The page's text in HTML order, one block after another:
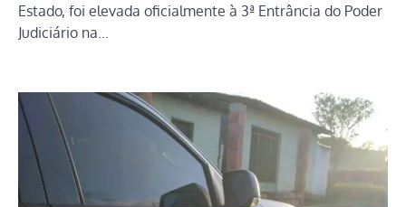
Estado, foi elevada oficialmente à 3ª Entrância do Poder
Judiciário na…